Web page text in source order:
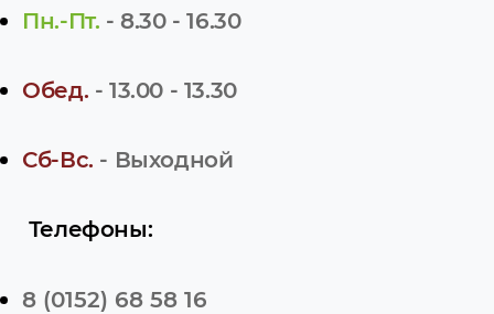
Пн.-Пт. - 8.30 - 16.30
Обед. - 13.00 - 13.30
Сб-Вс. - Выходной
Телефоны:
8 (0152) 68 58 16